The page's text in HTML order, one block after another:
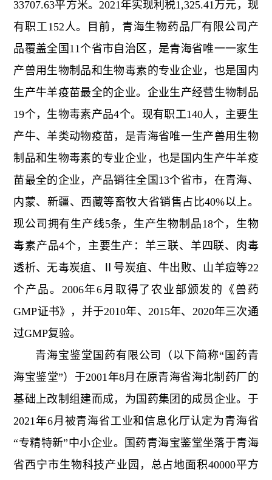
33707.63平方米。2021年实现利税1,325.41万元，现
有职工152人。目前，青海生物药品厂有限公司产
品覆盖全国11个省市自治区，是青海省唯一一家生
产兽用生物制品和生物毒素的专业企业，也是国内
生产牛羊疫苗最全的企业。企业生产经营生物制品
19个，生物毒素产品4个。现有职工140人，主要生
产牛、羊类动物疫苗，是青海省唯一生产兽用生物
制品和生物毒素的专业企业，也是国内生产牛羊疫
苗最全的企业，产品销往全国13个省市，在青海、
内蒙、新疆、西藏等畜牧大省销售占比40%以上。
现公司拥有生产线5条，生产生物制品18个，生物
毒素产品4个，主要生产：羊三联、羊四联、肉毒
透析、无毒炭疽、Ⅱ号炭疽、牛出败、山羊痘等22
个产品。2006年6月取得了农业部颁发的《兽药
GMP证书》，并于2010年、2015年、2020年三次通
过GMP复验。
青海宝鉴堂国药有限公司（以下简称“国药青
海宝鉴堂”）于2001年8月在原青海省海北制药厂的
基础上改制组建而成，为国药集团的成员企业。于
2021年6月被青海省工业和信息化厅认定为青海省
“专精特新”中小企业。国药青海宝鉴堂坐落于青海
省西宁市生物科技产业园，总占地面积40000平方